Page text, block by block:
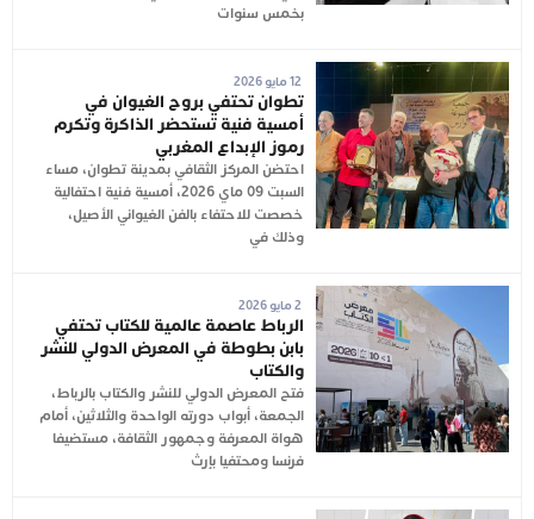
بخمس سنوات
12 مايو 2026
تطوان تحتفي بروح الغيوان في
أمسية فنية تستحضر الذاكرة وتكرم
رموز الإبداع المغربي
احتضن المركز الثقافي بمدينة تطوان، مساء
السبت 09 ماي 2026، أمسية فنية احتفالية
خصصت للاحتفاء بالفن الغيواني الأصيل،
وذلك في
2 مايو 2026
الرباط عاصمة عالمية للكتاب تحتفي
بابن بطوطة في المعرض الدولي للنشر
والكتاب
فتح المعرض الدولي للنشر والكتاب بالرباط،
الجمعة، أبواب دورته الواحدة والثلاثين، أمام
هواة المعرفة وجمهور الثقافة، مستضيفا
فرنسا ومحتفيا بإرث